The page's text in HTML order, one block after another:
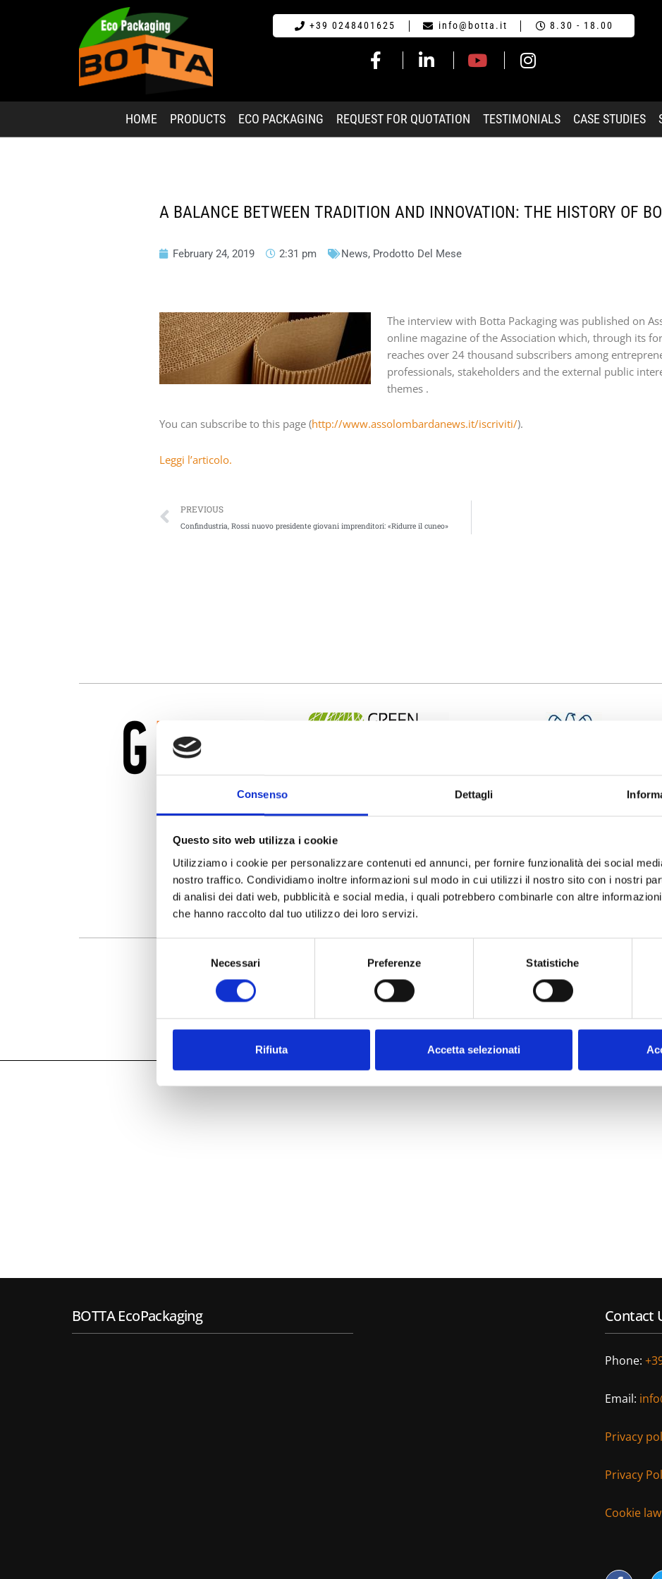
Consenso Dettagli
Questo sito web utilizza i cookie
Utilizziamo i cookie per personalizzare contenuti ed annunci, per fornire funzionalità dei social
nostro traffico. Condividiamo inoltre informazioni sul modo in cui utilizzi il nostro sito con i nostri
di analisi dei dati web, pubblicità e social media, i quali potrebbero combinarle con altre
che hanno raccolto dal tuo utilizzo dei loro servizi.
Necessari Preferenze Statistiche
Rifiuta Accetta selezionati
+39 0248401625 info@botta.it 8.30 - 18.00
HOME PRODUCTS ECO PACKAGING REQUEST FOR QUOTATION TESTIMONIALS CASE STUDIES
A BALANCE BETWEEN TRADITION AND INNOVATION: THE HISTORY OF
February 24, 2019 2:31 pm News, Prodotto Del Mese
The interview with Botta Packaging was published on
online magazine of the Association which, through its
reaches over 24 thousand subscribers among
professionals, stakeholders and the external public
themes .
You can subscribe to this page (http://www.assolombardanews.it/iscriviti/).
Leggi l’articolo.
PREVIOUS
Confindustria, Rossi nuovo presidente giovani imprenditori: «Ridurre il cuneo»
Visit us!
BOTTA EcoPackaging Contact
Phone:
Email:
Privacy
Privacy
Cookie